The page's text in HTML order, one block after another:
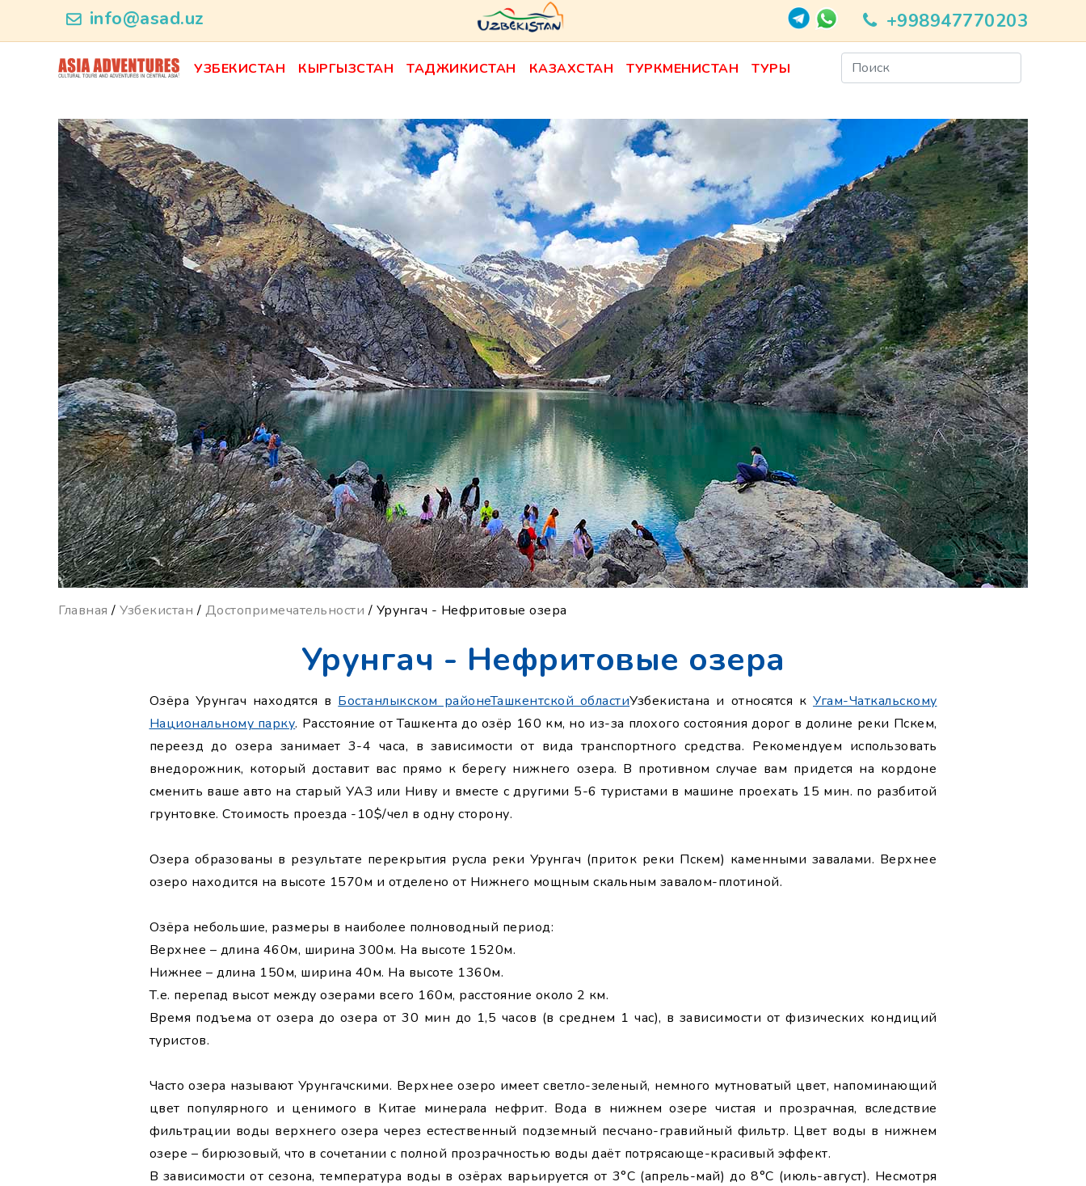
info@asad.uz +998947770203
УЗБЕКИСТАН КЫРГЫЗСТАН ТАДЖИКИСТАН КАЗАХСТАН ТУРКМЕНИСТАН ТУРЫ
Главная / Узбекистан / Достопримечательности / Урунгач - Нефритовые озера
Урунгач - Нефритовые озера
Озёра Урунгач находятся в Бостанлыкском районеТашкентской областиУзбекистана и относятся кУгам-Чаткальскому
Национальному парку. Расстояние от Ташкента до озёр 160 км, но из-за плохого состояния дорог в долине реки Пскем,
переезд до озера занимает 3-4 часа, в зависимости от вида транспортного средства. Рекомендуем использовать
внедорожник, который доставит вас прямо к берегу нижнего озера. В противном случае вам придется на кордоне
сменить ваше авто на старый УАЗ или Ниву и вместе с другими 5-6 туристами в машине проехать 15 мин. по разбитой
грунтовке. Стоимость проезда -10$/чел в одну сторону.
Озера образованы в результате перекрытия русла реки Урунгач (приток реки Пскем) каменными завалами. Верхнее
озеро находится на высоте 1570м и отделено от Нижнего мощным скальным завалом-плотиной.
Озёра небольшие, размеры в наиболее полноводный период:
Верхнее – длина 460м, ширина 300м. На высоте 1520м.
Нижнее – длина 150м, ширина 40м. На высоте 1360м.
Т.е. перепад высот между озерами всего 160м, расстояние около 2 км.
Время подъема от озера до озера от 30 мин до 1,5 часов (в среднем 1 час), в зависимости от физических кондиций
туристов.
Часто озера называют Урунгачскими. Верхнее озеро имеет светло-зеленый, немного мутноватый цвет, напоминающий
цвет популярного и ценимого в Китае минерала нефрит. Вода в нижнем озере чистая и прозрачная, вследствие
фильтрации воды верхнего озера через естественный подземный песчано-гравийный фильтр. Цвет воды в нижнем
озере – бирюзовый, что в сочетании с полной прозрачностью воды даёт потрясающе-красивый эффект.
В зависимости от сезона, температура воды в озёрах варьируется от 3°С (апрель-май) до 8°С (июль-август). Несмотря